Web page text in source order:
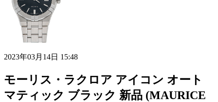
2023年03月14日 15:48
モーリス・ラクロア アイコン オート
マティック ブラック 新品 (MAURICE